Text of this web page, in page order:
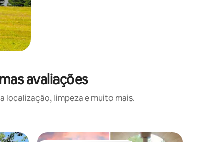
avaliações
localização, limpeza e muito mais.